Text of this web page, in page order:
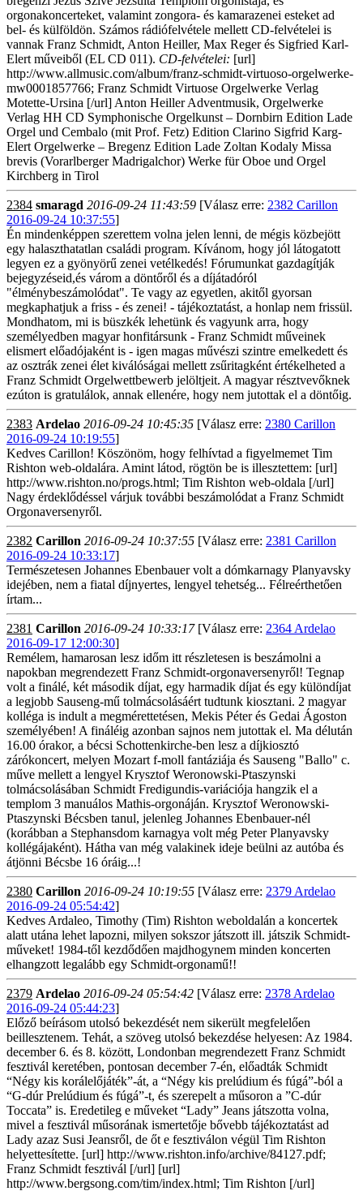
orgonakoncerteket, valamint zongora- és kamarazenei esteket ad
bel- és külföldön. Számos rádiófelvétele mellett CD-felvételei is
vannak Franz Schmidt, Anton Heiller, Max Reger és Sigfried Karl-
Elert műveiből (EL CD 011). CD-felvételei: [url]
http://www.allmusic.com/album/franz-schmidt-virtuoso-orgelwerke-
mw0001857766; Franz Schmidt Virtuose Orgelwerke Verlag
Motette-Ursina [/url] Anton Heiller Adventmusik, Orgelwerke
Verlag HH CD Symphonische Orgelkunst – Dornbirn Edition Lade
Orgel und Cembalo (mit Prof. Fetz) Edition Clarino Sigfrid Karg-
Elert Orgelwerke – Bregenz Edition Lade Zoltan Kodaly Missa
brevis (Vorarlberger Madrigalchor) Werke für Oboe und Orgel
Kirchberg in Tirol
2384 smaragd 2016-09-24 11:43:59 [Válasz erre: 2382 Carillon
2016-09-24 10:37:55]
Én mindenképpen szerettem volna jelen lenni, de mégis közbejött
egy halaszthatatlan családi program. Kívánom, hogy jól látogatott
legyen ez a gyönyörű zenei vetélkedés! Fórumunkat gazdagítják
bejegyzéseid,és várom a döntőről és a díjátadóról
"élménybeszámolódat". Te vagy az egyetlen, akitől gyorsan
megkaphatjuk a friss - és zenei! - tájékoztatást, a honlap nem frissül.
Mondhatom, mi is büszkék lehetünk és vagyunk arra, hogy
személyedben magyar honfitársunk - Franz Schmidt műveinek
elismert előadójaként is - igen magas művészi szintre emelkedett és
az osztrák zenei élet kiválóságai mellett zsűritagként értékelheted a
Franz Schmidt Orgelwettbewerb jelöltjeit. A magyar résztvevőknek
ezúton is gratulálok, annak ellenére, hogy nem jutottak el a döntőig.
2383 Ardelao 2016-09-24 10:45:35 [Válasz erre: 2380 Carillon
2016-09-24 10:19:55]
Kedves Carillon! Köszönöm, hogy felhívtad a figyelmemet Tim
Rishton web-oldalára. Amint látod, rögtön be is illesztettem: [url]
http://www.rishton.no/progs.html; Tim Rishton web-oldala [/url]
Nagy érdeklődéssel várjuk további beszámolódat a Franz Schmidt
Orgonaversenyről.
2382 Carillon 2016-09-24 10:37:55 [Válasz erre: 2381 Carillon
2016-09-24 10:33:17]
Természetesen Johannes Ebenbauer volt a dómkarnagy Planyavsky
idejében, nem a fiatal díjnyertes, lengyel tehetség... Félreérthetően
írtam...
2381 Carillon 2016-09-24 10:33:17[Válasz erre: 2364 Ardelao
2016-09-17 12:00:30]
Remélem, hamarosan lesz időm itt részletesen is beszámolni a
napokban megrendezett Franz Schmidt-orgonaversenyről! Tegnap
volt a finálé, két második díjat, egy harmadik díjat és egy különdíjat
a legjobb Sauseng-mű tolmácsolásáért tudtunk kiosztani. 2 magyar
kolléga is indult a megmérettetésen, Mekis Péter és Gedai Ágoston
személyében! A fináléig azonban sajnos nem jutottak el. Ma délután
16.00 órakor, a bécsi Schottenkirche-ben lesz a díjkiosztó
zárókoncert, melyen Mozart f-moll fantáziája és Sauseng "Ballo" c.
műve mellett a lengyel Krysztof Weronowski-Ptaszynski
tolmácsolásában Schmidt Fredigundis-variációja hangzik el a
templom 3 manuálos Mathis-orgonáján. Krysztof Weronowski-
Ptaszynski Bécsben tanul, jelenleg Johannes Ebenbauer-nél
(korábban a Stephansdom karnagya volt még Peter Planyavsky
kollégájaként). Hátha van még valakinek ideje beülni az autóba és
átjönni Bécsbe 16 óráig...!
2380 Carillon 2016-09-24 10:19:55 [Válasz erre: 2379 Ardelao
2016-09-24 05:54:42]
Kedves Ardaleo, Timothy (Tim) Rishton weboldalán a koncertek
alatt utána lehet lapozni, milyen sokszor játszott ill. játszik Schmidt-
műveket! 1984-től kezdődően majdhogynem minden koncerten
elhangzott legalább egy Schmidt-orgonamű!!
2379 Ardelao 2016-09-24 05:54:42 [Válasz erre: 2378 Ardelao
2016-09-24 05:44:23]
Előző beírásom utolsó bekezdését nem sikerült megfelelően
beillesztenem. Tehát, a szöveg utolsó bekezdése helyesen: Az 1984.
december 6. és 8. között, Londonban megrendezett Franz Schmidt
fesztivál keretében, pontosan december 7-én, előadták Schmidt
“Négy kis korálelőjáték”-át, a “Négy kis prelúdium és fúgá”-ból a
“G-dúr Prelúdium és fúgá”-t, és szerepelt a műsoron a ”C-dúr
Toccata” is. Eredetileg e műveket “Lady” Jeans játszotta volna,
mivel a fesztivál műsorának ismertetője bővebb tájékoztatást ad
Lady azaz Susi Jeansről, de őt e fesztiválon végül Tim Rishton
helyettesítette. [url] http://www.rishton.info/archive/84127.pdf;
Franz Schmidt fesztivál [/url] [url]
http://www.bergsong.com/tim/index.html; Tim Rishton [/url]